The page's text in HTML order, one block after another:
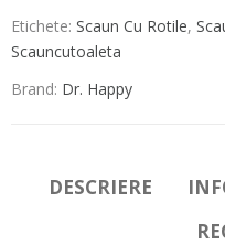
Etichete: Scaun Cu Rotile,
Scauncutoaleta
Brand: Dr. Happy
DESCRIERE